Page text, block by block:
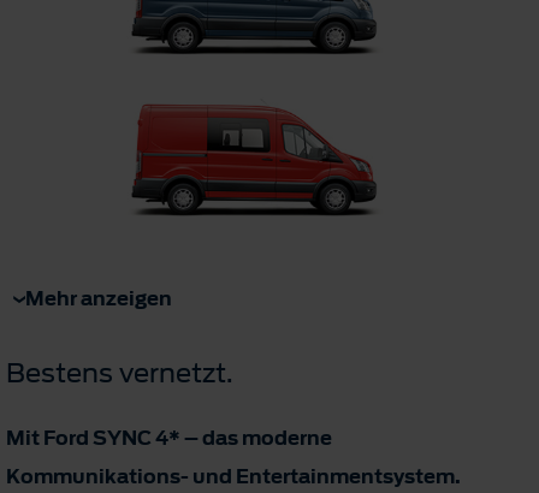
Mehr anzeigen
Bestens vernetzt.
Mit Ford SYNC 4* – das moderne
Kommunikations- und Entertainmentsystem.